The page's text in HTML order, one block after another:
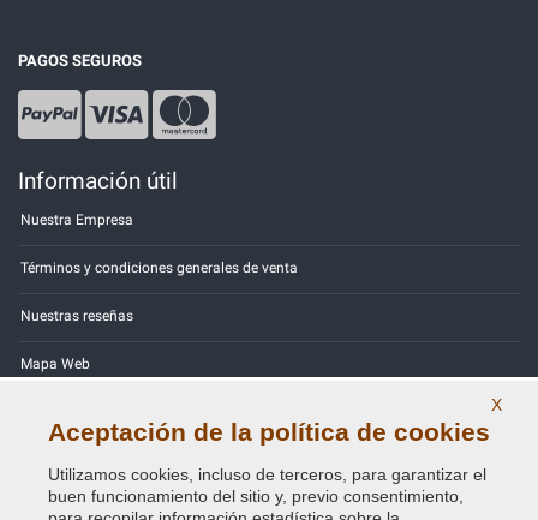
PAGOS SEGUROS
Información útil
Nuestra Empresa
Términos y condiciones generales de venta
Nuestras reseñas
Mapa Web
Política de Privacidad - RGPD
X
Aceptación de la política de cookies
Utilizamos cookies, incluso de terceros, para garantizar el
buen funcionamiento del sitio y, previo consentimiento,